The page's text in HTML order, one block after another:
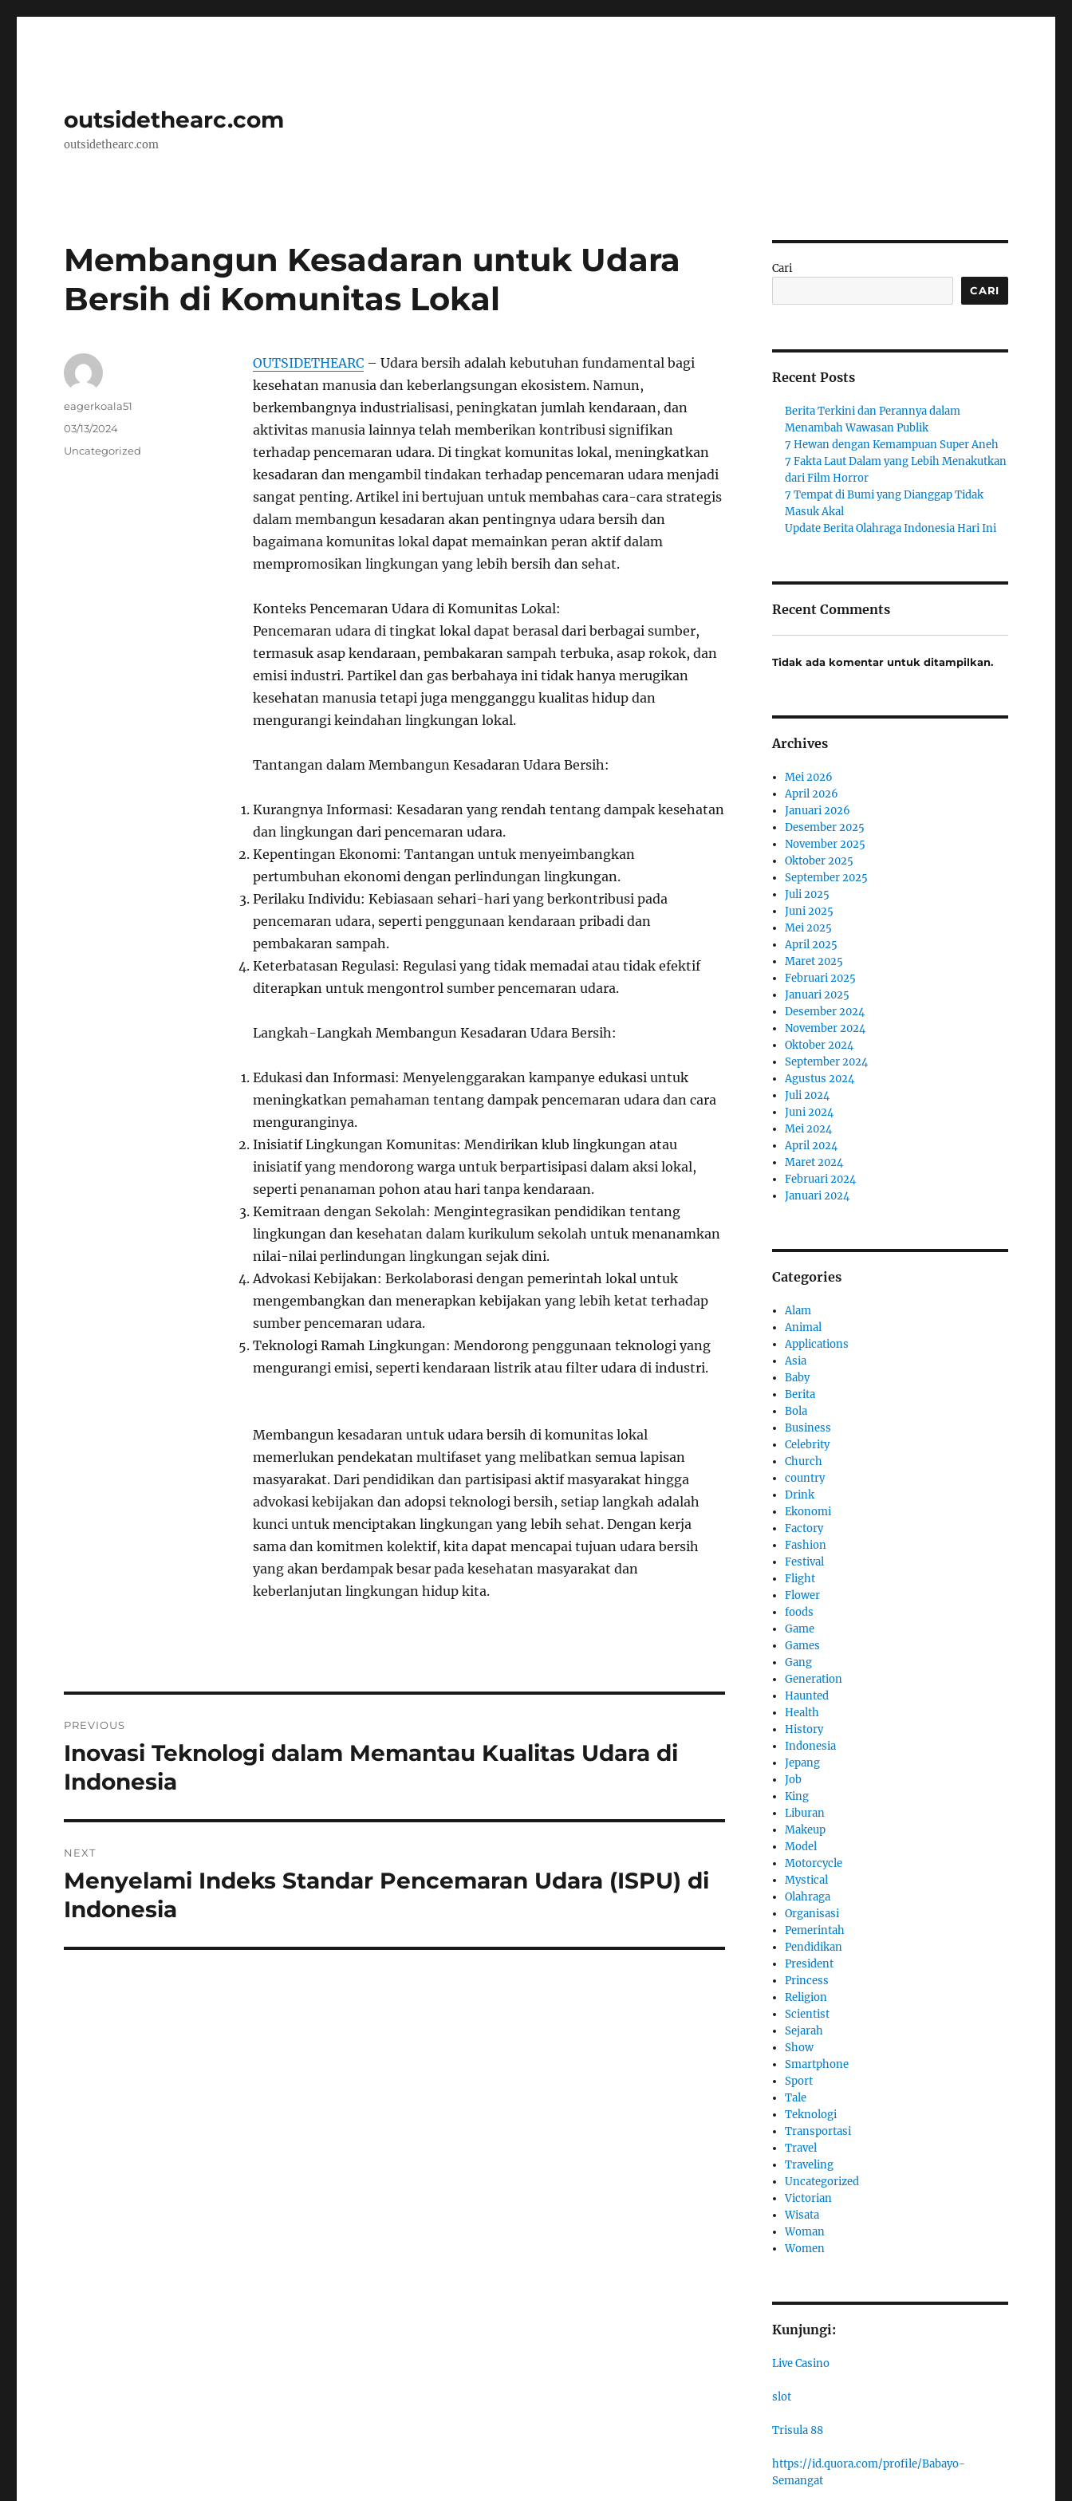
outsidethearc.com
outsidethearc.com
Membangun Kesadaran untuk Udara
Bersih di Komunitas Lokal
OUTSIDETHEARC– Udara bersih adalah kebutuhan fundamental bagi
kesehatan manusia dan keberlangsungan ekosistem. Namun,
berkembangnya industrialisasi, peningkatan jumlah kendaraan, dan
aktivitas manusia lainnya telah memberikan kontribusi signifikan
terhadap pencemaran udara. Di tingkat komunitas lokal, meningkatkan
kesadaran dan mengambil tindakan terhadap pencemaran udara menjadi
sangat penting. Artikel ini bertujuan untuk membahas cara-cara strategis
dalam membangun kesadaran akan pentingnya udara bersih dan
bagaimana komunitas lokal dapat memainkan peran aktif dalam
mempromosikan lingkungan yang lebih bersih dan sehat.
Konteks Pencemaran Udara di Komunitas Lokal:
Pencemaran udara di tingkat lokal dapat berasal dari berbagai sumber,
termasuk asap kendaraan, pembakaran sampah terbuka, asap rokok, dan
emisi industri. Partikel dan gas berbahaya ini tidak hanya merugikan
kesehatan manusia tetapi juga mengganggu kualitas hidup dan
mengurangi keindahan lingkungan lokal.
Tantangan dalam Membangun Kesadaran Udara Bersih:
Kurangnya Informasi: Kesadaran yang rendah tentang dampak kesehatan
dan lingkungan dari pencemaran udara.
Kepentingan Ekonomi: Tantangan untuk menyeimbangkan
pertumbuhan ekonomi dengan perlindungan lingkungan.
Perilaku Individu: Kebiasaan sehari-hari yang berkontribusi pada
pencemaran udara, seperti penggunaan kendaraan pribadi dan
pembakaran sampah.
Keterbatasan Regulasi: Regulasi yang tidak memadai atau tidak efektif
diterapkan untuk mengontrol sumber pencemaran udara.
Langkah-Langkah Membangun Kesadaran Udara Bersih:
Edukasi dan Informasi: Menyelenggarakan kampanye edukasi untuk
meningkatkan pemahaman tentang dampak pencemaran udara dan cara
menguranginya.
Inisiatif Lingkungan Komunitas: Mendirikan klub lingkungan atau
inisiatif yang mendorong warga untuk berpartisipasi dalam aksi lokal,
seperti penanaman pohon atau hari tanpa kendaraan.
Kemitraan dengan Sekolah: Mengintegrasikan pendidikan tentang
lingkungan dan kesehatan dalam kurikulum sekolah untuk menanamkan
nilai-nilai perlindungan lingkungan sejak dini.
Advokasi Kebijakan: Berkolaborasi dengan pemerintah lokal untuk
mengembangkan dan menerapkan kebijakan yang lebih ketat terhadap
sumber pencemaran udara.
Teknologi Ramah Lingkungan: Mendorong penggunaan teknologi yang
mengurangi emisi, seperti kendaraan listrik atau filter udara di industri.
Membangun kesadaran untuk udara bersih di komunitas lokal
memerlukan pendekatan multifaset yang melibatkan semua lapisan
masyarakat. Dari pendidikan dan partisipasi aktif masyarakat hingga
advokasi kebijakan dan adopsi teknologi bersih, setiap langkah adalah
kunci untuk menciptakan lingkungan yang lebih sehat. Dengan kerja
sama dan komitmen kolektif, kita dapat mencapai tujuan udara bersih
yang akan berdampak besar pada kesehatan masyarakat dan
keberlanjutan lingkungan hidup kita.
Author
eagerkoala51
Posted
03/13/2024
Categories
Uncategorized
pos
PREVIOUS
Previous
post:
Inovasi Teknologi dalam Memantau Kualitas Udara di
Indonesia
NEXT
Next
post:
Menyelami Indeks Standar Pencemaran Udara (ISPU) di
Indonesia
Cari
CARI
Recent Posts
Berita Terkini dan Perannya dalam
Menambah Wawasan Publik
7 Hewan dengan Kemampuan Super Aneh
7 Fakta Laut Dalam yang Lebih Menakutkan
dari Film Horror
7 Tempat di Bumi yang Dianggap Tidak
Masuk Akal
Update Berita Olahraga Indonesia Hari Ini
Recent Comments
Tidak ada komentar untuk ditampilkan.
Archives
Mei 2026
April 2026
Januari 2026
Desember 2025
November 2025
Oktober 2025
September 2025
Juli 2025
Juni 2025
Mei 2025
April 2025
Maret 2025
Februari 2025
Januari 2025
Desember 2024
November 2024
Oktober 2024
September 2024
Agustus 2024
Juli 2024
Juni 2024
Mei 2024
April 2024
Maret 2024
Februari 2024
Januari 2024
Categories
Alam
Animal
Applications
Asia
Baby
Berita
Bola
Business
Celebrity
Church
country
Drink
Ekonomi
Factory
Fashion
Festival
Flight
Flower
foods
Game
Games
Gang
Generation
Haunted
Health
History
Indonesia
Jepang
Job
King
Liburan
Makeup
Model
Motorcycle
Mystical
Olahraga
Organisasi
Pemerintah
Pendidikan
President
Princess
Religion
Scientist
Sejarah
Show
Smartphone
Sport
Tale
Teknologi
Transportasi
Travel
Traveling
Uncategorized
Victorian
Wisata
Woman
Women
Kunjungi:
Live Casino
slot
Trisula 88
https://id.quora.com/profile/Babayo-
Semangat